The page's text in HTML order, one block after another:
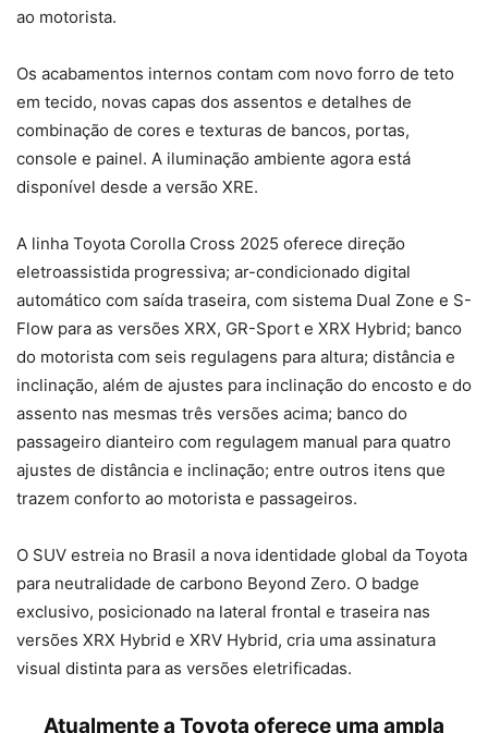
ao motorista.
Os acabamentos internos contam com novo forro de teto
em tecido, novas capas dos assentos e detalhes de
combinação de cores e texturas de bancos, portas,
console e painel. A iluminação ambiente agora está
disponível desde a versão XRE.
A linha Toyota Corolla Cross 2025 oferece direção
eletroassistida progressiva; ar-condicionado digital
automático com saída traseira, com sistema Dual Zone e S-
Flow para as versões XRX, GR-Sport e XRX Hybrid; banco
do motorista com seis regulagens para altura; distância e
inclinação, além de ajustes para inclinação do encosto e do
assento nas mesmas três versões acima; banco do
passageiro dianteiro com regulagem manual para quatro
ajustes de distância e inclinação; entre outros itens que
trazem conforto ao motorista e passageiros.
O SUV estreia no Brasil a nova identidade global da Toyota
para neutralidade de carbono Beyond Zero. O badge
exclusivo, posicionado na lateral frontal e traseira nas
versões XRX Hybrid e XRV Hybrid, cria uma assinatura
visual distinta para as versões eletrificadas.
Atualmente a Toyota oferece uma ampla